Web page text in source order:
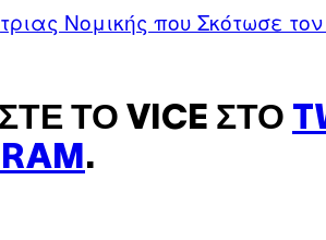
Νομικής που Σκότωσε
ΤΟ VICE ΣΤΟ
.